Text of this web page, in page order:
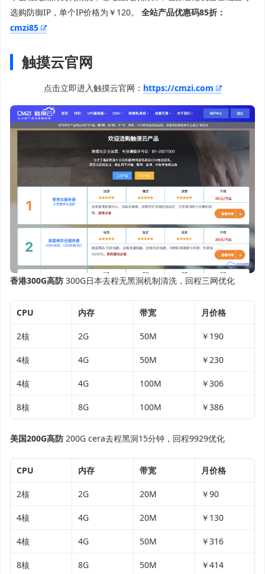
选购防御IP，单个IP价格为￥120。 全站产品优惠码85折：
cmzi85
触摸云官网
点击立即进入触摸云官网： https://cmzi.com
香港300G高防 300G日本去程无黑洞机制清洗，回程三网优化
CPU 内存 带宽 月价格
2核 2G 50M ￥190
4核 4G 50M ￥230
4核 4G 100M ￥306
8核 8G 100M ￥386
美国200G高防 200G cera去程黑洞15分钟，回程9929优化
CPU 内存 带宽 月价格
2核 2G 20M ￥90
4核 4G 20M ￥130
4核 4G 50M ￥316
8核 8G 50M ￥414